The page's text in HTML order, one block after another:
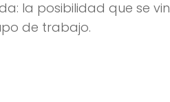
la posibilidad que se
de trabajo.